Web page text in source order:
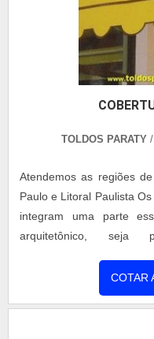
TOLDOS PARATY
Atendemos as regiões
Paulo e Litoral Paulista
integram uma parte
arquitetônico, seja
para setores rurais.
alternativa de toldo de
COTAR